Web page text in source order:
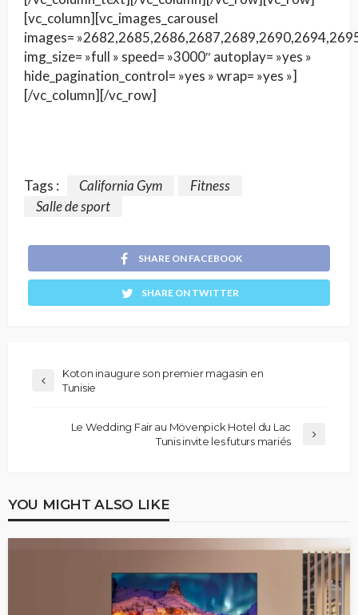
[vc_column][vc_images_carousel
images=
img_size= »full » speed= »3000″ autoplay= »yes »
hide_pagination_control= »yes » wrap= »yes »]
[/vc_column][/vc_row]
Tags : California Gym
Fitness
Salle de sport
SHARE ON FACEBOOK
SHARE ON TWITTER
Koton inaugure son premier magasin en
Tunisie
Le Wedding Fair au Mövenpick Hotel du Lac
Tunis invite les futurs mariés
YOU MIGHT ALSO LIKE